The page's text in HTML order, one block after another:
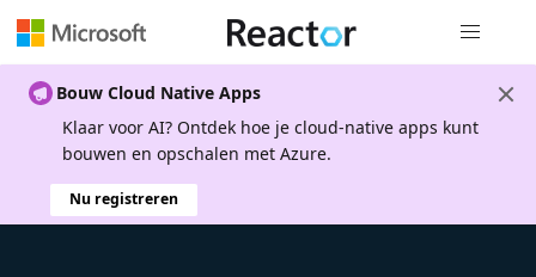
Bouw Cloud Native Apps
Klaar voor AI? Ontdek hoe je cloud-native apps kunt
bouwen en opschalen met Azure.
Nu registreren